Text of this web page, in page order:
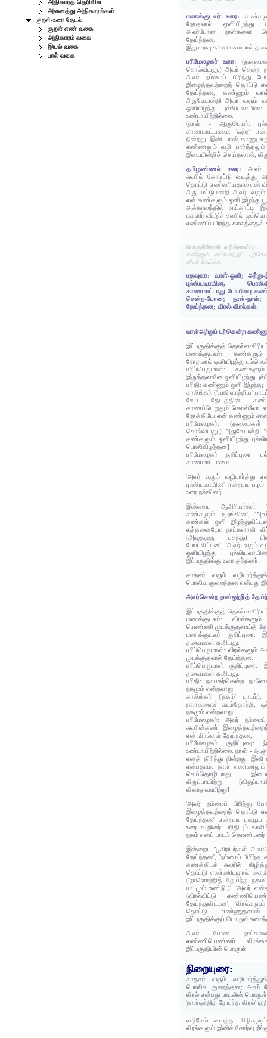
அதிகாரத் தெரிவில்
அனைத்து அதிகாரங்கள்
குறள்-உரை தேடல்
குறள் எண் வகை
அதிகாரம் வகை
இயல் வகை
பால் வகை
மணக்குடவர் உரை:
நோதலால் ஒளியிழந்து
அவர்போன நாள்களை
தேய்ந்தன.
இது வரவு காணாமையால்
பரிமேலழகர் உரை:
சொல்லியது.) அவர் சென்ற
அவர் நம்மைப் பிரிந்து
இழைத்தவற்றைத் தொட்டு
தேய்ந்தன; கண்ணும்
அதுவேயன்றி அவர் வரும்
ஒளியிழந்து
உண்டாயிற்றில்லை.
(நாள் - ஆகுபெயர்.
காணமாட்டாமை. 'ஒற்ற'
நின்றது. இனி யான்
எண்ணலும் வழி பார்த்தலும்
இடையின்றிச் செய்தலான்,
தமிழண்ணல் உரை: அவர்
சுவரில் கோடிட்டு
தொட்டு எண்ணியதால் என்
அது மட்டுமன்றி அவர் வரும்
என் கண்களும் ஒளி இழந்து
அக்காலத்தில் நாட்காட்டி
மகளிர் வீட்டுச் சுவரில்
எண்ணிப் பிரிந்த
பொருள்கோள் வரிஅமைப்பு:
கண்ணும் வாள்அற்றுப்
விரல் தேய்ந்த.
பதவுரை: வாள்-ஒளி; அற்று-
புல்லியவாயின,
காணமாட்டாது போயின;
சென்ற-போன; நாள்-நாள்;
தேய்ந்தன; விரல்-விரல்கள்.
வாள்அற்றுப் புற்கென்ற
இப்பகுதிக்குத்
மணக்குடவர்: கண்களும்
நோதலால் ஒளியிழந்து
பரிப்பெருமாள்:
இருத்தலானே ஒளியிழந்து
பரிதி: கண்ணும் ஒளி இழந்த;
காலிங்கர் ('வாளொற்றிய'
சேய தேயத்தின் கண்
காணப்பெறுதும் கொல்லோ
நோக்கியே என் கண்ணும் சால
பரிமேலழகர்: (தலைமகள்
சொல்லியது.) அதுவேயன்றி
கண்களும் ஒளியிழந்து
பொலிவிழந்தன]
பரிமேலழகர்
காணமாட்டாமை.
'அவர் வரும் வழிபார்த்து
புல்லியவாயின' என்றபடி
உரை நல்கினர்.
இன்றைய ஆசிரியர்கள்
கண்களும் மழுங்கின',
கண்கள் ஒளி
எத்தனையோ நாட்களாகி
(அழுதழுது பசந்து)
போய்விட்டன', 'அவர் வரும்
ஒளியிழந்து
இப்பகுதிக்கு உரை தந்தனர்.
காதலர் வரும்
பொலிவு குறைந்தன என்பது
அவர்சென்ற நாள்ஒற்றித்
இப்பகுதிக்குத்
மணக்குடவர்:
யெண்ணி முடக்குதலாய்த்
மணக்குடவர் குறிப்புரை:
தலைமகள் கூறியது.
பரிப்பெருமாள்:
முடக்குதலால் தேய்ந்தன.
பரிப்பெருமாள்
தலைமகள் கூறியது.
பரிதி: நாயகர்சென்ற
நகமும் என்றவாறு.
காலிங்கர் ('நகம்'
நாள்களைச் சுவர்தோற்றி,
நகமும் என்றவாறு.
பரிமேலழகர்: அவர்
சுவரின்கண்
என் விரல்கள் தேய்ந்தன;
பரிமேலழகர்
உண்டாயிற்றில்லை. நாள் -
எனத் திரிந்து நின்றது.
என்பதாம். நாள் எண்ணலும்
செய்தொழியாது
விதுப்பாயிற்று.
விரைதலாயிற்று]
'அவர் நம்மைப் பிரிந்து
இழைத்தவற்றைத் தொட்டு
தேய்ந்தன' என்றபடி பழைய
உரை கூறினர். பரிதியும்
நகம் எனப் பாடம் கொண்டனர்
இன்றைய ஆசிரியர்கள்
தேய்ந்தன', 'நம்மைப்
கணக்கிடச் சுவரில்
தொட்டு எண்ணியதால்
('நாளொற்றித் தேய்ந்த
பாடமும் உண்டு.)', 'அவர்
(விரல்விட்டு
தேய்ந்துவிட்டன',
தொட்டு எண்ணுதலான்
இப்பகுதிக்குப் பொருள்
அவர் போன
எண்ணியெண்ணி
இப்பகுதியின் பொருள்.
நிறையுரை:
காதலர் வரும்
பொலிவு குறைந்தன; அவர்
விரல் என்பது பாடலின்
'நாள்ஒற்றித் தேய்ந்த விரல்'
வழிமேல் வைத்த
விரல்களும் இனிச் சோர்வு